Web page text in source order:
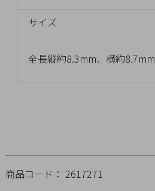
サイズ
全長縦約8.3mm、横約8.7mm
商品コード： 2617271
チ
ェ
し
た
ご